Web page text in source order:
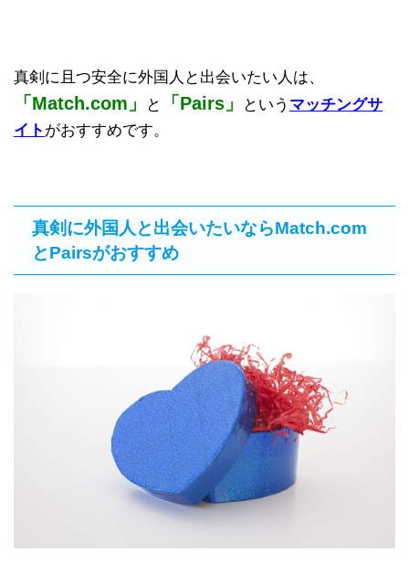
真剣に且つ安全に外国人と出会いたい人は、
「Match.com」 と 「Pairs」 という マッチングサ
イト がおすすめです。
真剣に外国人と出会いたいならMatch.com
とPairsがおすすめ